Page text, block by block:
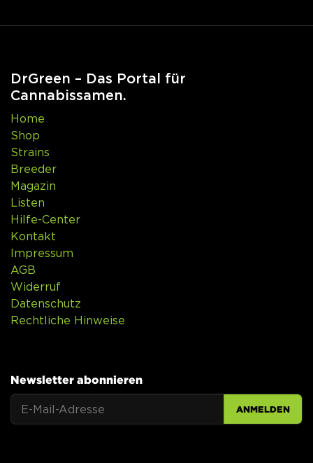
DrGreen – Das Portal für
Cannabissamen.
Home
Shop
Strains
Breeder
Magazin
Listen
Hilfe-Center
Kontakt
Impressum
AGB
Widerruf
Datenschutz
Rechtliche Hinweise
Newsletter abonnieren
ANMELDEN